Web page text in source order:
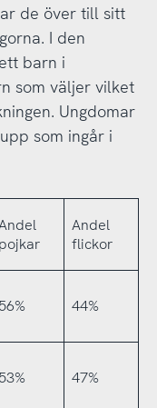
de över till sitt
I den
barn i
som väljer vilket
Ungdomar
som ingår i
pojkar
Andel
flickor
56% 44%
53% 47%